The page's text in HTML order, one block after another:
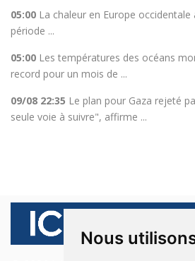
Nous
05:00 La chaleur en Europe
période ...
05:00 Les températures des océans
record pour un mois de ...
09/08 22:35 Le plan pour Gaza rejeté
seule voie à suivre", affirme ...